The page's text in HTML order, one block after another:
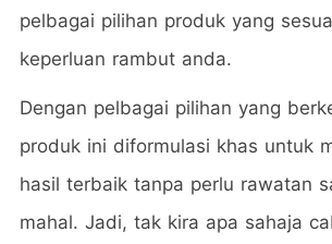
pelbagai pilihan produk yang
keperluan rambut anda.
Dengan pelbagai pilihan yang
produk ini diformulasi khas untuk
hasil terbaik tanpa perlu rawatan
mahal. Jadi, tak kira apa sahaja